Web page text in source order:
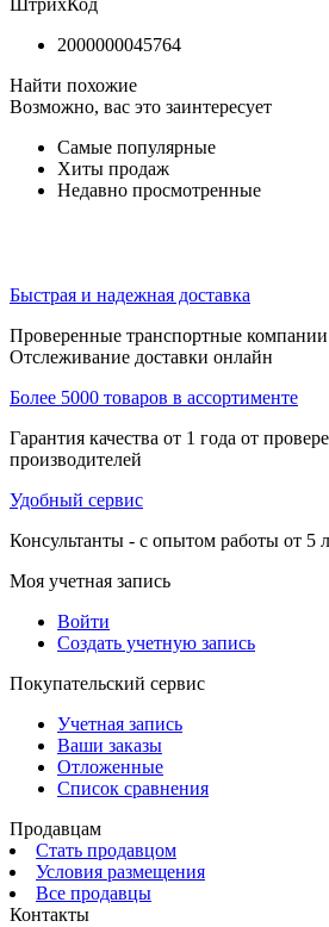
ШтрихКод
2000000045764
Найти похожие
Возможно, вас это заинтересует
Самые популярные
Хиты продаж
Недавно просмотренные
Быстрая и надежная доставка
Проверенные транспортные
Отслеживание доставки онлайн
Более 5000 товаров в ассортименте
Гарантия качества от 1 года от
производителей
Удобный сервис
Консультанты - с опытом работы от 5
Моя учетная запись
Войти
Создать учетную запись
Покупательский сервис
Учетная запись
Ваши заказы
Отложенные
Список сравнения
Продавцам
Стать продавцом
Условия размещения
Все продавцы
Контакты